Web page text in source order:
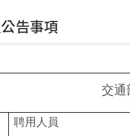
告事項
交通
聘用人員